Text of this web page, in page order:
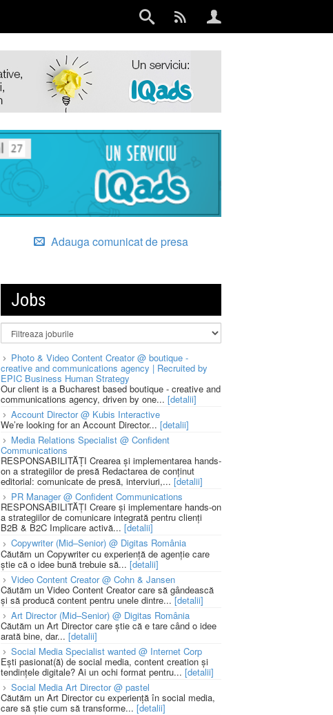
Adauga comunicat de presa
Jobs
Photo & Video Content Creator @ boutique -
creative and communications agency | Recruited by
EPIC Business Human Strategy
Our client is a Bucharest based boutique - creative and
communications agency, driven by one... [detalii]
Account Director @ Kubis Interactive
We’re looking for an Account Director... [detalii]
Media Relations Specialist @ Confident
Communications
RESPONSABILITĂȚI Crearea și implementarea hands-
on a strategiilor de presă Redactarea de conținut
editorial: comunicate de presă, interviuri,... [detalii]
PR Manager @ Confident Communications
RESPONSABILITĂȚI Creare și implementare hands-on
a strategiilor de comunicare integrată pentru clienți
B2B & B2C Implicare activă... [detalii]
Copywriter (Mid–Senior) @ Digitas România
Căutăm un Copywriter cu experiență de agenție care
știe că o idee bună trebuie să... [detalii]
Video Content Creator @ Cohn & Jansen
Căutăm un Video Content Creator care să gândească
și să producă content pentru unele dintre...[detalii]
Art Director (Mid–Senior) @ Digitas România
Căutăm un Art Director care știe că e tare când o idee
arată bine, dar... [detalii]
Social Media Specialist wanted @ Internet Corp
Ești pasionat(ă) de social media, content creation și
tendințele digitale? Ai un ochi format pentru... [detalii]
Social Media Art Director @ pastel
Căutăm un Art Director cu experiență în social media,
care să știe cum să transforme... [detalii]